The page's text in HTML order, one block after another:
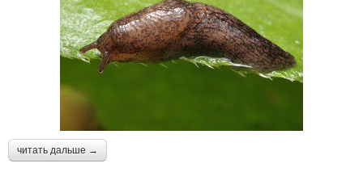
читать дальше →